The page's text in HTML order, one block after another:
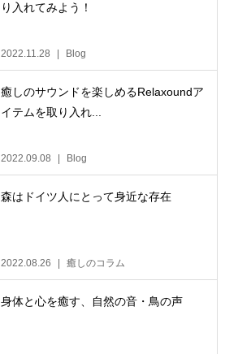
り入れてみよう！
2022.11.28 Blog
癒しのサウンドを楽しめるRelaxoundア
イテムを取り入れ...
2022.09.08 Blog
森はドイツ人にとって身近な存在
2022.08.26 癒しのコラム
身体と心を癒す、自然の音・鳥の声